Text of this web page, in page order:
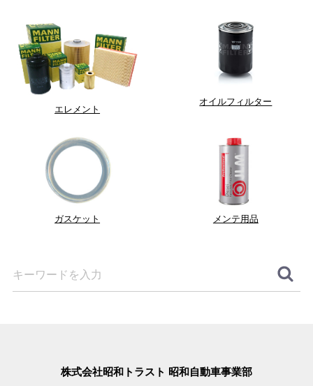
エレメント
オイルフィルター
ガスケット メンテ用品
株式会社昭和トラスト 昭和自動車事業部